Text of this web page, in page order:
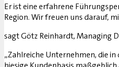
Er ist eine erfahrene
Region. Wir freuen uns darauf,
sagt Götz Reinhardt, Managing
„Zahlreiche Unternehmen, die